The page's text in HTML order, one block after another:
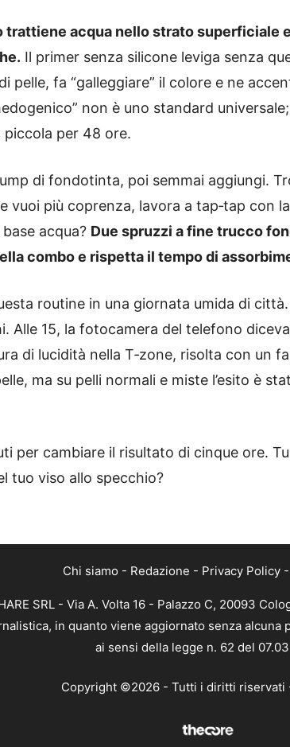
trattiene acqua nello strato superficiale e
Il primer senza silicone leviga senza
pelle, fa “galleggiare” il colore e ne
non è uno standard
piccola per 48 ore.
di fondotinta, poi semmai aggiungi.
vuoi più coprenza, lavora a tap‑tap con
acqua? Due spruzzi a fine trucco
combo e rispetta il tempo di
routine in una giornata umida di
Alle 15, la fotocamera del telefono
di lucidità nella T‑zone, risolta con un
ma su pelli normali e miste l’esito è
per cambiare il risultato di cinque ore.
tuo viso allo specchio?
Chi siamo - Redazione - Privacy Policy -
SRL - Via A. Volta 16 - Palazzo C, 20093
in quanto viene aggiornato senza
ai sensi della legge n. 62 del
Copyright ©2026 - Tutti i diritti riservati